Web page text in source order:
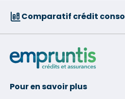
Comparatif crédit conso
Pour en savoir plus